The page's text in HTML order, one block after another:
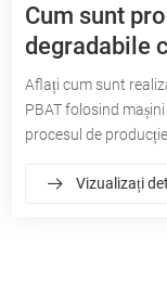
Cum sunt
degradabile
Aflați cum sunt
PBAT folosind
procesul de
durabile.Vizualizați